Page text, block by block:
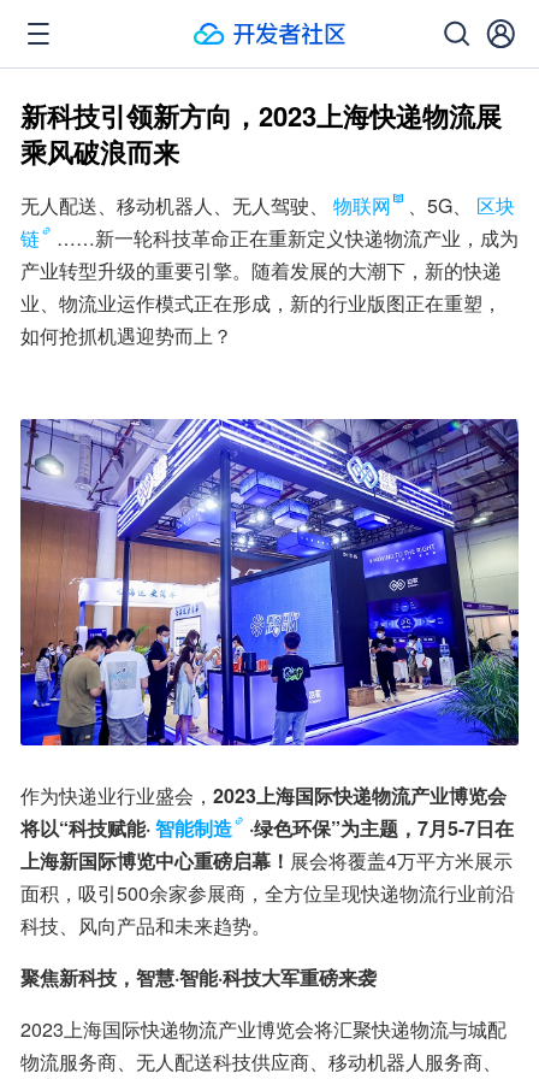
新科技引领新方向，2023上海快递物流展
乘风破浪而来
无人配送、移动机器人、无人驾驶、 物联网 、5G、
区块
链
……新一轮科技革命正在重新定义快递物流产业，成为
产业转型升级的重要引擎。随着发展的大潮下，新的快递
业、物流业运作模式正在形成，新的行业版图正在重塑，
如何抢抓机遇迎势而上？
作为快递业行业盛会， 2023上海国际快递物流产业博览会
将以“科技赋能·智能制造
·绿色环保”为主题，7月5-7日在
上海新国际博览中心重磅启幕！ 展会将覆盖4万平方米展示
面积，吸引500余家参展商，全方位呈现快递物流行业前沿
科技、风向产品和未来趋势。
聚焦新科技，智慧·智能·科技大军重磅来袭
2023上海国际快递物流产业博览会将汇聚快递物流与城配
物流服务商、无人配送科技供应商、移动机器人服务商、